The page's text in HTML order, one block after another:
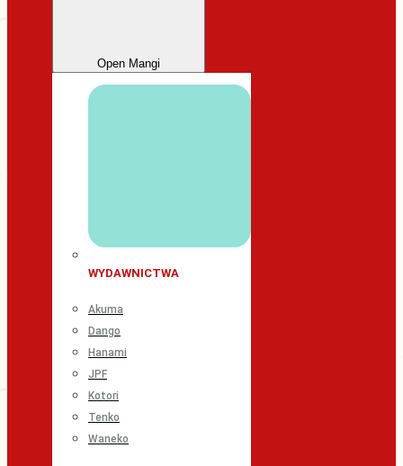
Open Mangi
WYDAWNICTWA
Akuma
Dango
Hanami
JPF
Kotori
Tenko
Waneko